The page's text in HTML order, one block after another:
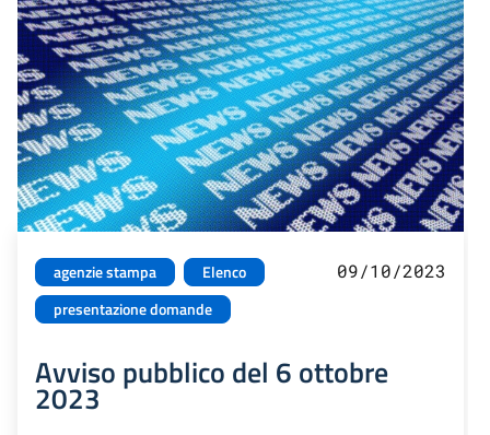
agenzie stampa
Elenco
presentazione domande
09/10/2023
Avviso pubblico del 6 ottobre
2023